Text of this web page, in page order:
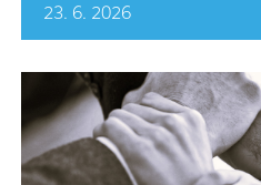
23. 6. 2026